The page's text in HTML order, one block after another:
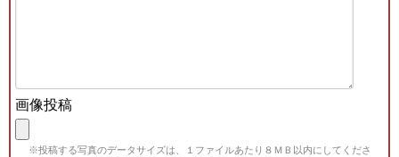
画像投稿
※投稿する写真のデータサイズは、１ファイルあたり８ＭＢ以内にしてくださ